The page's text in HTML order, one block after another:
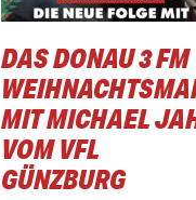
DAS DONAU 3 FM
MIT MICHAEL
VOM VFL
GÜNZBURG